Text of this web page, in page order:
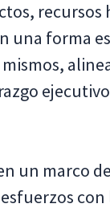
recursos
una forma
un marco